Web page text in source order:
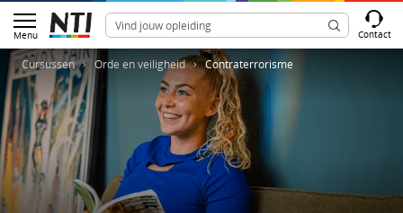
Menu Contact
Cursussen Orde en veiligheid Contraterrorisme